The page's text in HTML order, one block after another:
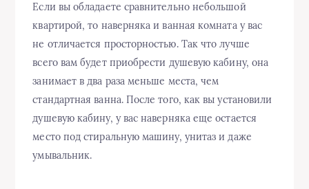
Если вы обладаете сравнительно небольшой
квартирой, то наверняка и ванная комната у вас
не отличается просторностью. Так что лучше
всего вам будет приобрести душевую кабину, она
занимает в два раза меньше места, чем
стандартная ванна. После того, как вы установили
душевую кабину, у вас наверняка еще остается
место под стиральную машину, унитаз и даже
умывальник.